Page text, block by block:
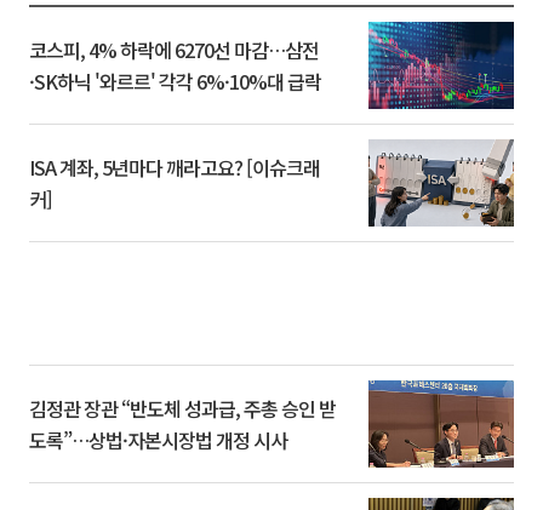
코스피, 4% 하락에 6270선 마감…삼전
·SK하닉 '와르르' 각각 6%·10%대 급락
ISA 계좌, 5년마다 깨라고요? [이슈크래
커]
김정관 장관 “반도체 성과급, 주총 승인 받
도록”…상법·자본시장법 개정 시사